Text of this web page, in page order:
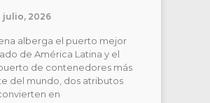
julio, 2026
alberga el puerto mejor
de América Latina y el
de contenedores más
del mundo, dos atributos
en